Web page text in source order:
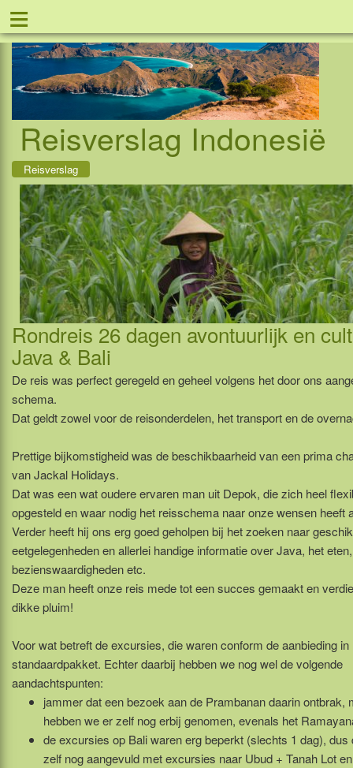
≡
Reisverslag Indonesië
Reisverslag
Rondreis 26 dagen avontuurlijk en
Java & Bali
De reis was perfect geregeld en geheel volgens het door ons
schema.
Dat geldt zowel voor de reisonderdelen, het transport en de
Prettige bijkomstigheid was de beschikbaarheid van een prima
van Jackal Holidays.
Dat was een wat oudere ervaren man uit Depok, die zich heel
opgesteld en waar nodig het reisschema naar onze wensen heeft
Verder heeft hij ons erg goed geholpen bij het zoeken naar
eetgelegenheden en allerlei handige informatie over Java, het
bezienswaardigheden etc.
Deze man heeft onze reis mede tot een succes gemaakt en
dikke pluim!
Voor wat betreft de excursies, die waren conform de aanbieding in
standaardpakket. Echter daarbij hebben we nog wel de volgende
aandachtspunten:
jammer dat een bezoek aan de Prambanan daarin ontbrak,
hebben we er zelf nog erbij genomen, evenals het
de excursies op Bali waren erg beperkt (slechts 1 dag), dus
zelf nog aangevuld met excursies naar Ubud + Tanah Lot